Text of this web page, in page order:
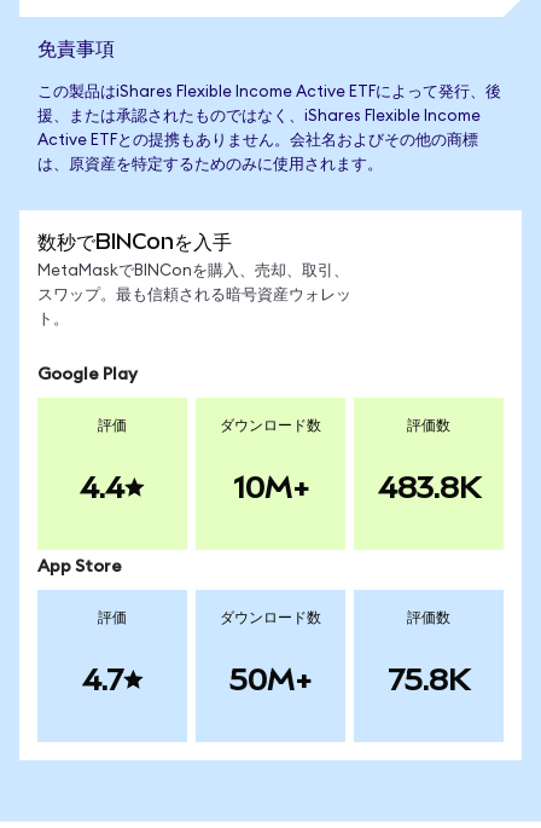
免責事項
この製品はiShares Flexible Income Active ETFによって発行、後
援、または承認されたものではなく、iShares Flexible Income
Active ETFとの提携もありません。会社名およびその他の商標
は、原資産を特定するためのみに使用されます。
数秒でBINConを入手
MetaMaskでBINConを購入、売却、取引、
スワップ。最も信頼される暗号資産ウォレッ
ト。
Google Play
評価
4.4
ダウンロード数
10M+
評価数
483.8K
App Store
評価
4.7
ダウンロード数
50M+
評価数
75.8K